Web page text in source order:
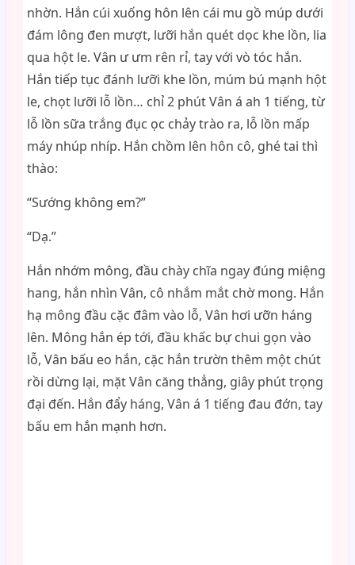
nhờn. Hắn cúi xuống hôn lên cái mu gồ múp dưới
đám lông đen mượt, lưỡi hắn quét dọc khe lồn, lia
qua hột le. Vân ư ưm rên rỉ, tay với vò tóc hắn.
Hắn tiếp tục đánh lưỡi khe lồn, múm bú mạnh hột
le, chọt lưỡi lỗ lồn… chỉ 2 phút Vân á ah 1 tiếng, từ
lỗ lồn sữa trắng đục ọc chảy trào ra, lỗ lồn mấp
máy nhúp nhíp. Hắn chồm lên hôn cô, ghé tai thì
thào:
“Sướng không em?”
“Dạ.”
Hắn nhớm mông, đầu chày chĩa ngay đúng miệng
hang, hắn nhìn Vân, cô nhắm mắt chờ mong. Hắn
hạ mông đầu cặc đâm vào lỗ, Vân hơi ưỡn háng
lên. Mông hắn ép tới, đầu khấc bự chui gọn vào
lỗ, Vân bấu eo hắn, cặc hắn trườn thêm một chút
rồi dừng lại, mặt Vân căng thẳng, giây phút trọng
đại đến. Hắn đẩy háng, Vân á 1 tiếng đau đớn, tay
bấu em hắn mạnh hơn.